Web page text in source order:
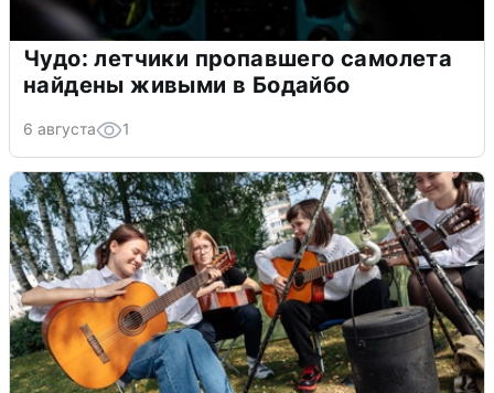
Чудо: летчики пропавшего самолета
найдены живыми в Бодайбо
6 августа 1